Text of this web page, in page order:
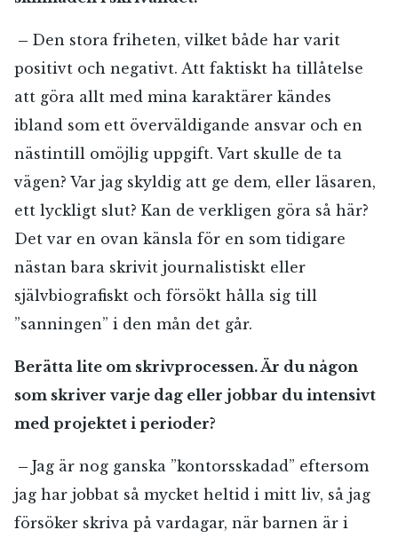
RÖSTA
ÅNGRA OCH STÄNG
– Den stora friheten, vilket både har varit
positivt och negativt. Att faktiskt ha tillåtelse
att göra allt med mina karaktärer kändes
ibland som ett överväldigande ansvar och en
nästintill omöjlig uppgift. Vart skulle de ta
vägen? Var jag skyldig att ge dem, eller läsaren,
ett lyckligt slut? Kan de verkligen göra så här?
Det var en ovan känsla för en som tidigare
nästan bara skrivit journalistiskt eller
självbiografiskt och försökt hålla sig till
”sanningen” i den mån det går.
Berätta lite om skrivprocessen. Är du någon
som skriver varje dag eller jobbar du intensivt
med projektet i perioder?
– Jag är nog ganska ”kontorsskadad” eftersom
jag har jobbat så mycket heltid i mitt liv, så jag
försöker skriva på vardagar, när barnen är i